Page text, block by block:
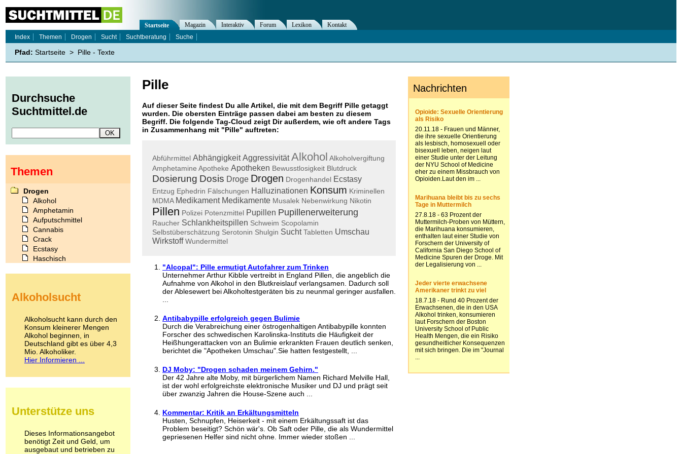
Pille
Auf dieser Seite findest Du alle Artikel, die mit dem Begriff Pille getaggt
wurden. Die obersten Einträge passen dabei am besten zu diesem
Begriff. Die folgende Tag-Cloud zeigt Dir außerdem, wie oft andere Tags
in Zusammenhang mit "Pille" auftreten:
Abführmittel Abhängigkeit Aggressivität Alkohol Alkoholvergiftung
Amphetamine Apotheke Apotheken Bewusstlosigkeit Blutdruck
Dosierung Dosis Droge Drogen Drogenhandel Ecstasy
Entzug Ephedrin Fälschungen Halluzinationen Konsum Kriminellen
MDMA Medikament Medikamente Musalek Nebenwirkung Nikotin
Pillen Polizei Potenzmittel Pupillen Pupillenerweiterung
Raucher Schlankheitspillen Schweim Scopolamin
Selbstüberschätzung Serotonin Shulgin Sucht Tabletten Umschau
Wirkstoff Wundermittel
"Alcopal": Pille ermutigt Autofahrer zum Trinken
Unternehmer Arthur Kibble vertreibt in England Pillen, die angeblich die
Aufnahme von Alkohol in den Blutkreislauf verlangsamen. Dadurch soll
der Ablesewert bei Alkoholtestgeräten bis zu neunmal geringer ausfallen.
Antibabypille erfolgreich gegen Bulimie
Durch die Verabreichung einer östrogenhaltigen Antibabypille konnten
Forscher des schwedischen Karolinska-Instituts die Häufigkeit der
Heißhungerattacken von an Bulimie erkrankten Frauen deutlich senken,
berichtet die "Apotheken Umschau".Sie hatten festgestellt, ...
DJ Moby: "Drogen schaden meinem Gehirn."
Der 42 Jahre alte Moby, mit bürgerlichem Namen Richard Melville Hall,
ist der wohl erfolgreichste elektronische Musiker und DJ und prägt seit
über zwanzig Jahren die House-Szene auch ...
Kommentar: Kritik an Erkältungsmitteln
Husten, Schnupfen, Heiserkeit - mit einem Erkältungssaft ist das
Problem beseitigt? Schön wär's. Ob Saft oder Pille, die als Wundermittel
gepriesenen Helfer sind nicht ohne. Immer wieder stoßen ...
Startseite Magazin Interaktiv Forum Lexikon
Kontakt
Index
Themen Drogen Sucht Suchtberatung Suche
Pfad: Startseite > Pille - Texte
Durchsuche
Suchtmittel.de
Themen
Drogen
Alkohol
Amphetamin
Aufputschmittel
Cannabis
Crack
Ecstasy
Haschisch
Kokain
LSD
Marihuana
Medikamente
Meskalin
Metamphetamin
Methadon
Pilze
Psychopharmaka
Schlafmittel
Schmerzmittel
Alkoholsucht
Alkoholsucht kann durch den
Konsum kleinerer Mengen
Alkohol beginnen, in
Deutschland gibt es über 4,3
Mio. Alkoholiker.
Hier Informieren ...
Unterstütze uns
Dieses Informationsangebot
benötigt Zeit und Geld, um
ausgebaut und betrieben zu